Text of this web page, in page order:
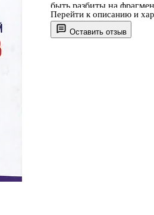
Оставить отзыв
быть разбиты на
в различные временные
несколько раз,
Перейти к описанию и